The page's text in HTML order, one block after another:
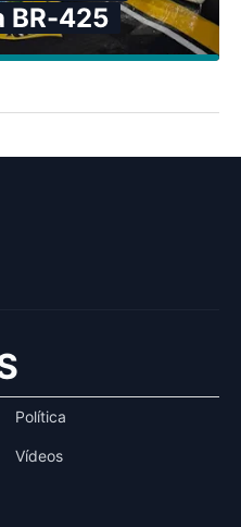
BR-425
Política
Vídeos